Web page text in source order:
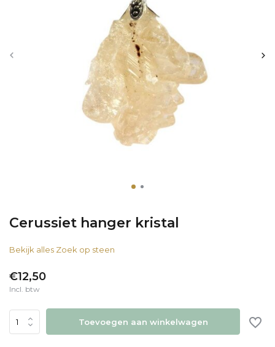
Cerussiet hanger kristal
Bekijk alles Zoek op steen
€12,50
Incl. btw
Toevoegen aan winkelwagen